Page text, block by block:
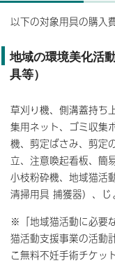
以下の対象用具の購入
地域の環境美化活
具等）
草刈り機、側溝蓋持ち
集用ネット、ゴミ収集
機、剪定ばさみ、剪定
立、注意喚起看板、簡
小枝粉砕機、地域猫活
清掃用具 捕獲器）、
※「地域猫活動に必要
猫活動支援事業の活動
こ無料不妊手術チケッ